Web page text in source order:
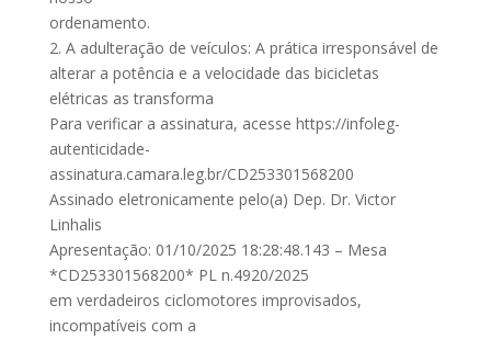
ordenamento.
2. A adulteração de veículos: A prática irresponsável de
alterar a potência e a velocidade das bicicletas
elétricas as transforma
Para verificar a assinatura, acesse https://infoleg-
autenticidade-
assinatura.camara.leg.br/CD253301568200
Assinado eletronicamente pelo(a) Dep. Dr. Victor
Linhalis
Apresentação: 01/10/2025 18:28:48.143 – Mesa
*CD253301568200* PL n.4920/2025
em verdadeiros ciclomotores improvisados,
incompatíveis com a